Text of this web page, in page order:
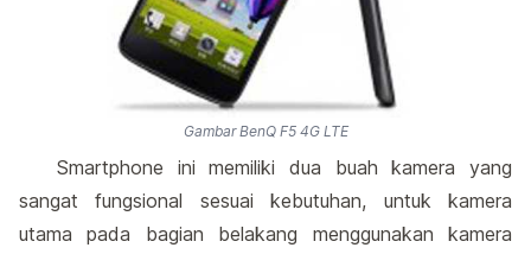
Gambar BenQ F5 4G LTE
Smartphone ini memiliki dua buah kamera yang
sangat fungsional sesuai kebutuhan, untuk kamera
utama pada bagian belakang menggunakan kamera